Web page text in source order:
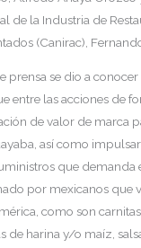
de la Industria de
(Canirac),
prensa se dio a conocer
entre las acciones de
de valor de marca
así como
que demanda
por mexicanos que
como son
de harina y/o maíz,